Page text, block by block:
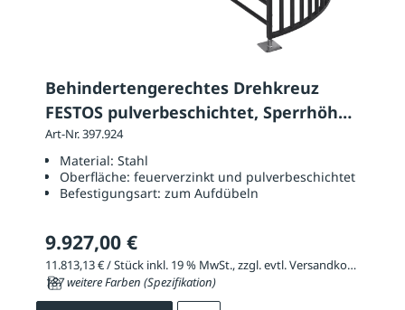
Behindertengerechtes Drehkreuz
FESTOS pulverbeschichtet, Sperrhöhe
2320 mm
Art-Nr. 397.924
Material: Stahl
Oberfläche: feuerverzinkt und pulverbeschichtet
Befestigungsart: zum Aufdübeln
9.927,00 €
11.813,13 € / Stück inkl. 19 % MwSt., zzgl. evtl. Versandkosten
187 weitere Farben (Spezifikation)